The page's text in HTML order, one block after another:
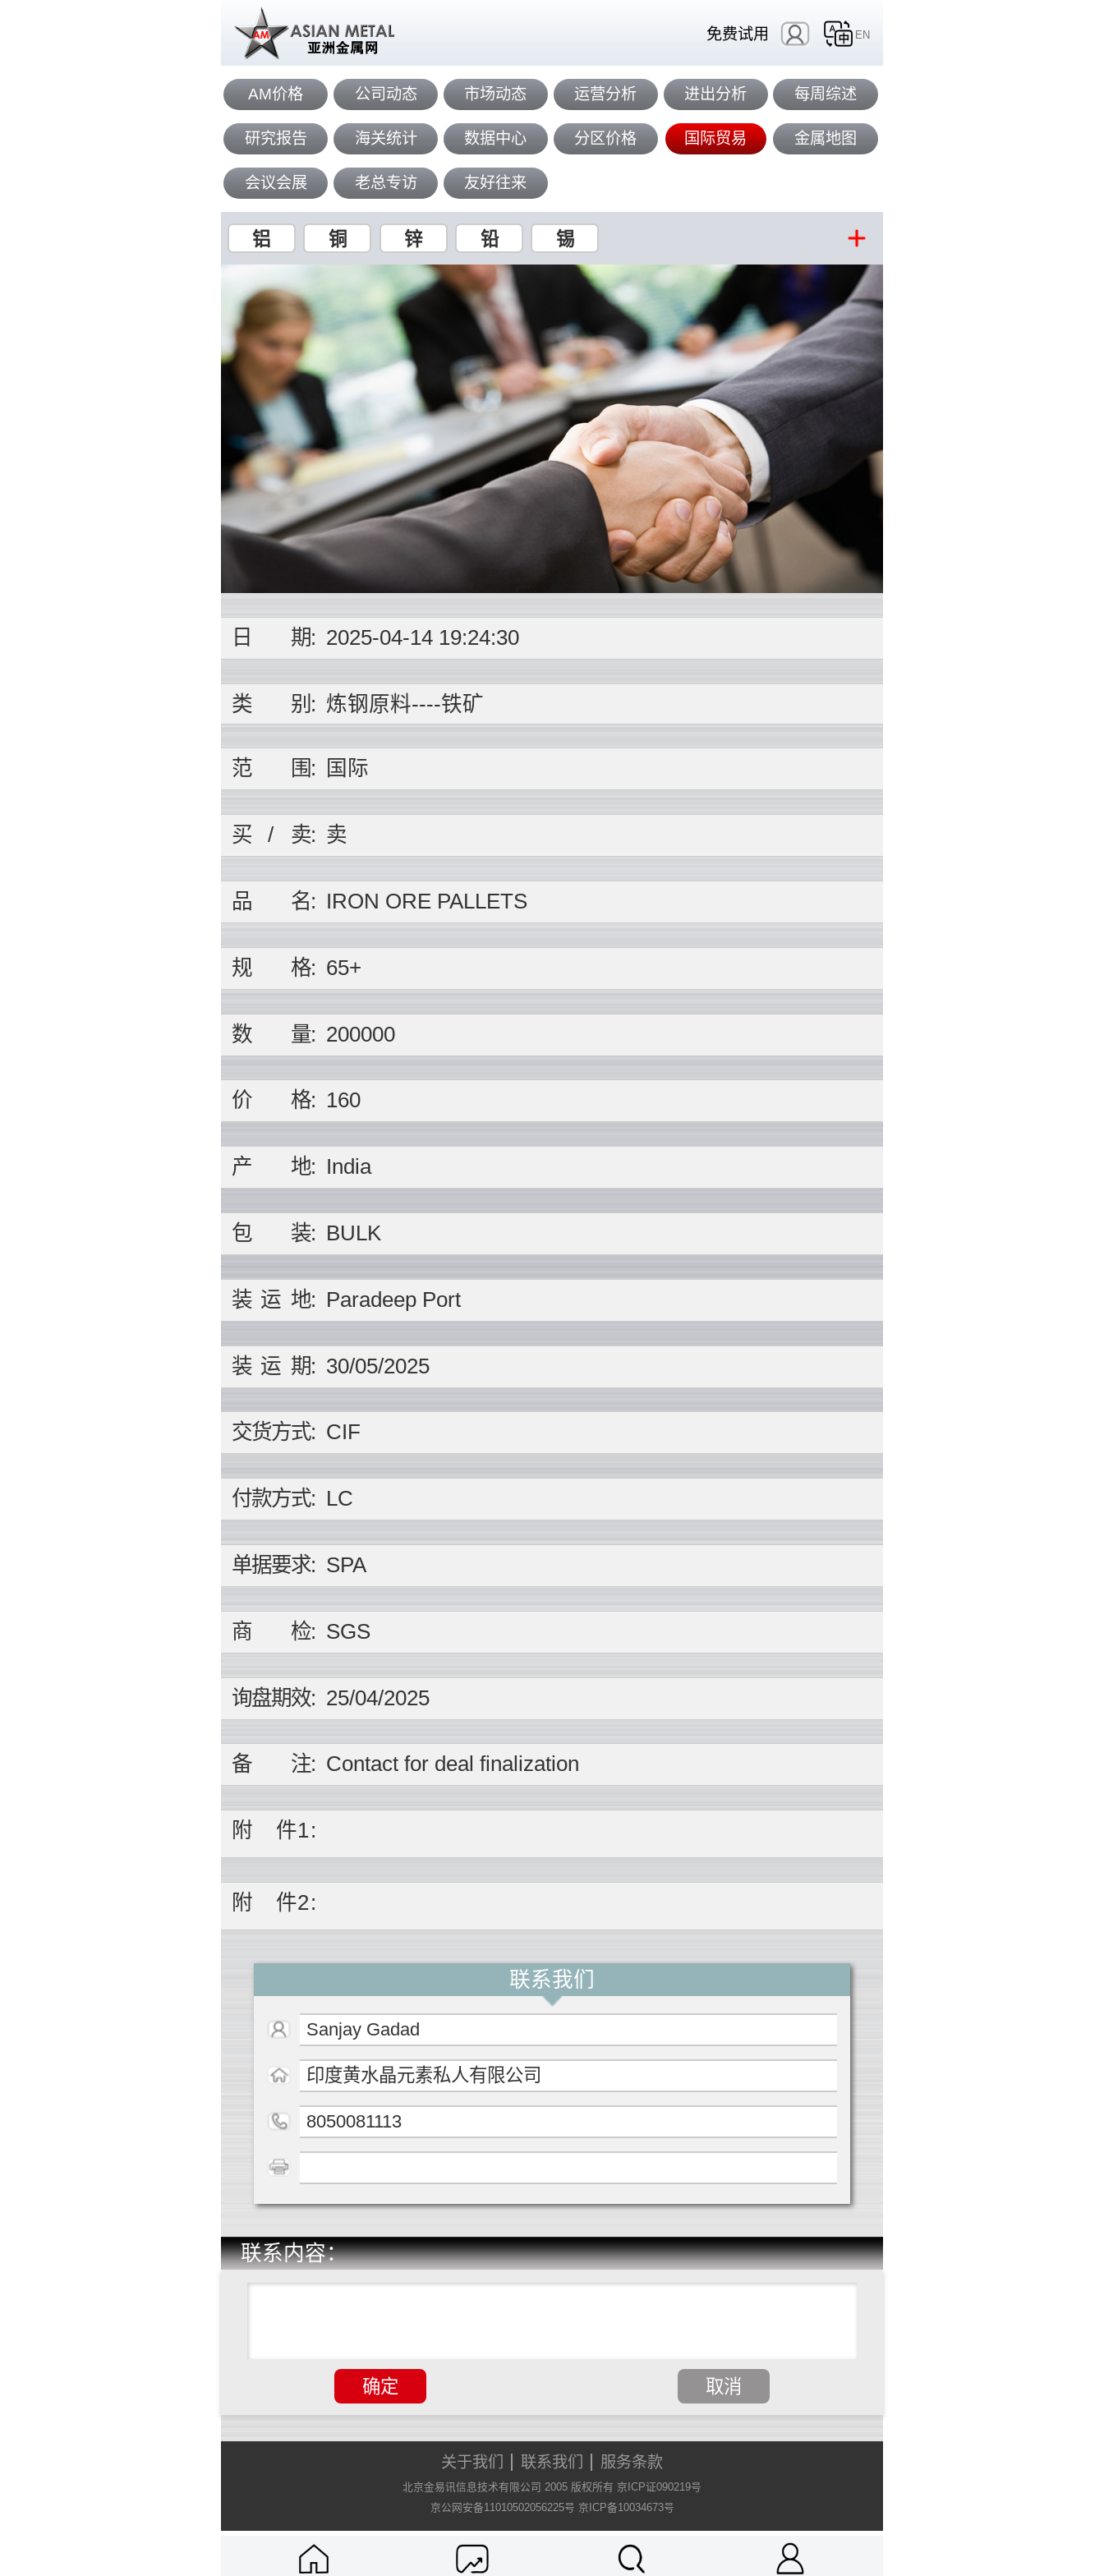
免费试用 EN
AM价格 公司动态 市场动态 运营分析 进出分析 每周综述
研究报告 海关统计 数据中心 分区价格 国际贸易 金属地图
会议会展 老总专访 友好往来
铝 铜 锌 铅 锡
日 期: 2025-04-14 19:24:30
类 别 : 炼钢原料----铁矿
范 围 : 国际
买 / 卖: 卖
品 名: IRON ORE PALLETS
规 格: 65+
数 量: 200000
价 格: 160
产 地: India
包 装: BULK
装 运 地: Paradeep Port
装 运 期: 30/05/2025
交货方式: CIF
付款方式: LC
单据要求: SPA
商 检: SGS
询盘期效: 25/04/2025
备 注: Contact for deal finalization
附 件1:
附 件2:
联系我们
Sanjay Gadad
印度黄水晶元素私人有限公司
8050081113
联系内容：
关于我们 联系我们 服务条款
北京金易讯信息技术有限公司 2005 版权所有 京ICP证090219号
京公网安备11010502056225号 京ICP备10034673号